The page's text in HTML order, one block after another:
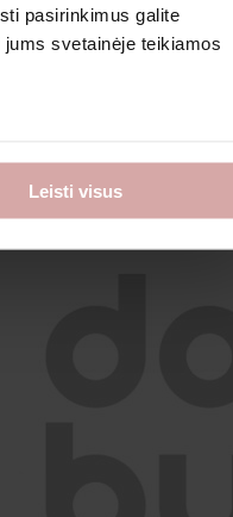
pasirinkimus galite
svetainėje teikiamos
Leisti visus